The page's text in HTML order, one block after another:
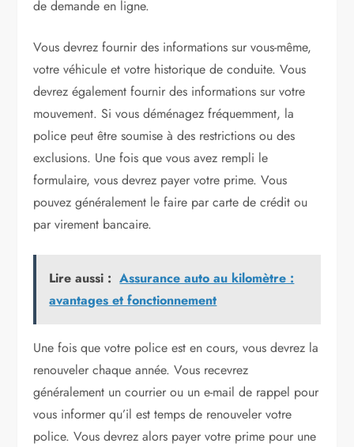
de demande en ligne.
Vous devrez fournir des informations sur vous-même,
votre véhicule et votre historique de conduite. Vous
devrez également fournir des informations sur votre
mouvement. Si vous déménagez fréquemment, la
police peut être soumise à des restrictions ou des
exclusions. Une fois que vous avez rempli le
formulaire, vous devrez payer votre prime. Vous
pouvez généralement le faire par carte de crédit ou
par virement bancaire.
Lire aussi : Assurance auto au kilomètre :
avantages et fonctionnement
Une fois que votre police est en cours, vous devrez la
renouveler chaque année. Vous recevrez
généralement un courrier ou un e-mail de rappel pour
vous informer qu’il est temps de renouveler votre
police. Vous devrez alors payer votre prime pour une